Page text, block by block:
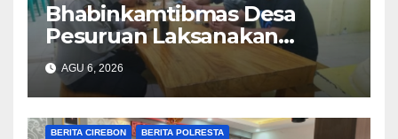
Bhabinkamtibmas Desa
Pesuruan Laksanakan
Sambang Dialogis, Perkuat
Sinergi dengan Masyarakat
AGU 6, 2026
BERITA CIREBON BERITA POLRESTA